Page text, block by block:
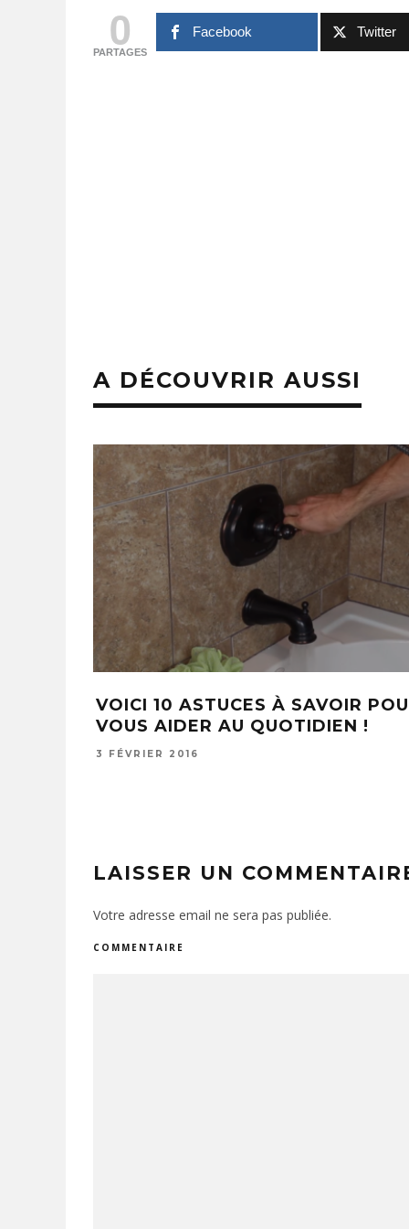
0
PARTAGES
Facebook Twitter
A DÉCOUVRIR AUSSI
VOICI 10 ASTUCES À SAVOIR
VOUS AIDER AU QUOTIDIEN !
3 FÉVRIER 2016
LAISSER UN
Votre adresse email ne sera pas publiée.
COMMENTAIRE